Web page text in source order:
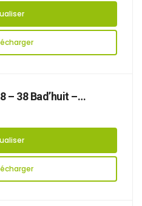
– 38 Bad’huit –